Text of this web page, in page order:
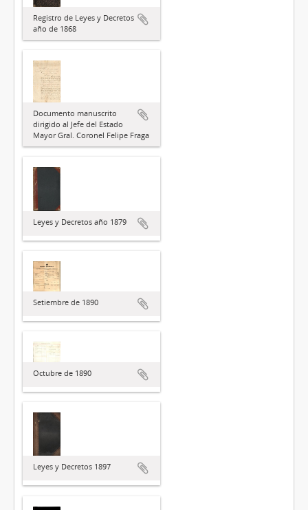
Registro de Leyes y Decretos
año de 1868
Documento manuscrito
dirigido al Jefe del Estado
Mayor Gral. Coronel Felipe Fraga
Leyes y Decretos año 1879
Setiembre de 1890
Octubre de 1890
Leyes y Decretos 1897